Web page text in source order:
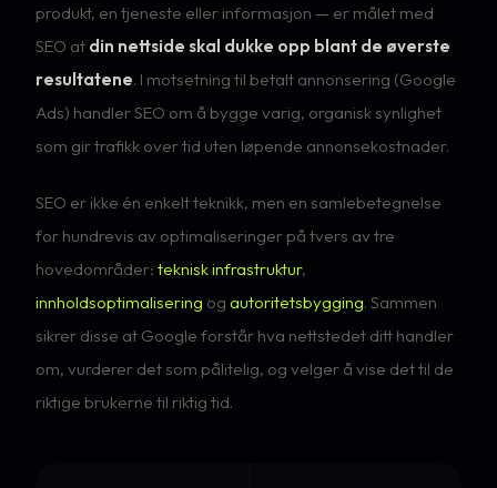
produkt, en tjeneste eller informasjon — er målet med
SEO at din nettside skal dukke opp blant de øverste
resultatene. I motsetning til betalt annonsering (Google
Ads) handler SEO om å bygge varig, organisk synlighet
som gir trafikk over tid uten løpende annonsekostnader.
SEO er ikke én enkelt teknikk, men en samlebetegnelse
for hundrevis av optimaliseringer på tvers av tre
hovedområder: teknisk infrastruktur,
innholdsoptimalisering og autoritetsbygging. Sammen
sikrer disse at Google forstår hva nettstedet ditt handler
om, vurderer det som pålitelig, og velger å vise det til de
riktige brukerne til riktig tid.